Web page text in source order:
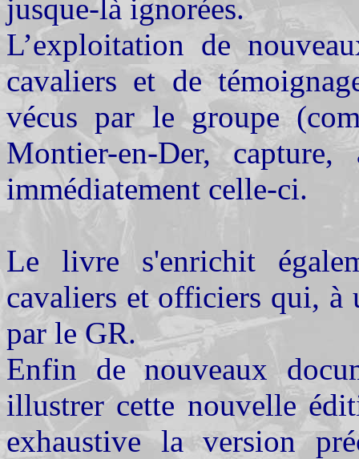
jusque-là ignorées.
L’exploitation de
cavaliers et de t
vécus par le groupe
Montier-en-Der,
immédiatement celle-ci.
Le livre s'enrichit
cavaliers et officiers qui, à
par le GR.
Enfin de nouveaux
illustrer cette nouvelle
exhaustive la version